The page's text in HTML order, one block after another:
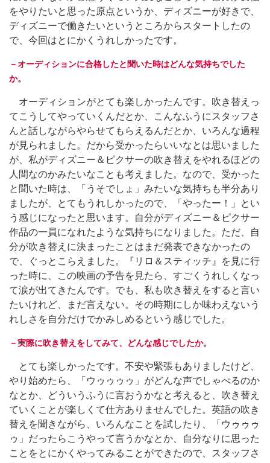
をやりたいと思った原点というか、ディズニーが好きで、
ディズニーで働きたいというところからスタートしたの
で、今回はとにかくうれしかったです。
－オーディションに合格したと聞いた時はどんな気持ちでした
か。
オーディションがとても楽しかったんです。吹き替えっ
てこうしてやっていくんだとか、こんなふうにスタッフさ
んと話しながらやらせてもらえるんだとか、いろんな過程
が見られました。だから受かったらいいなとは思いました
が、私がディズニー＆ピクサーの吹き替えをやれるほどの
人間なのかみたいなことも考えました。なので、受かった
と聞いた時は、「うそでしょ」みたいな気持ちも半分あり
ましたが、とてもうれしかったので、「やったー！」とい
う感じになったと思います。自分がディズニー＆ピクサー
作品の一員になれたような気持ちになりました。ただ、自
分が吹き替えに決まったことはまだ発表できなかったの
で、ぐっとこらえました。『リロ＆スティッチ』を見に行
った時に、この映画の予告を見たら、すごくうれしくなっ
て涙が出てきたんです。でも、私も吹き替えをすると言い
たいけれど、まだ言えない。その時期にしか味わえないう
れしさを自分だけでかみしめるという感じでした。
－実際に吹き替えをしてみて、どんな感じでしたか。
とても楽しかったです。不安や緊張もありましたけど、
やり始めたら、「ウゥゥゥゥ」がどんな声でしゃべるのか
なとか、どういうふうに言おうかなと考えると、吹き替え
ていくことが楽しくて仕方ありませんでした。英語の吹き
替えを聞きながら、いろんなことを試したり、「ウゥゥゥ
ゥ」だったらこうやって言うかなとか、自分なりに思った
ことをとにかくやってみることができたので、スタッフさ